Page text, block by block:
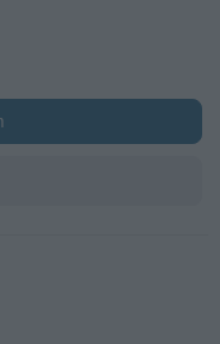
määrää